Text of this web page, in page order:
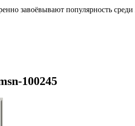
завоёвывают популярность
100245